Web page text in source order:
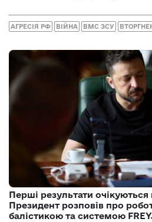
АГРЕСІЯ РФ ВІЙНА ВМС ЗСУ
Перші результати
Президент розповів про
балістикою та системою